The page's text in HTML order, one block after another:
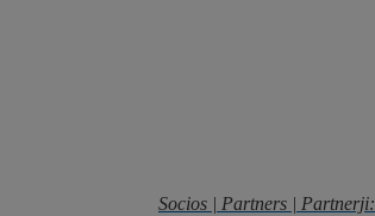
Socios | Partners | Partnerji: